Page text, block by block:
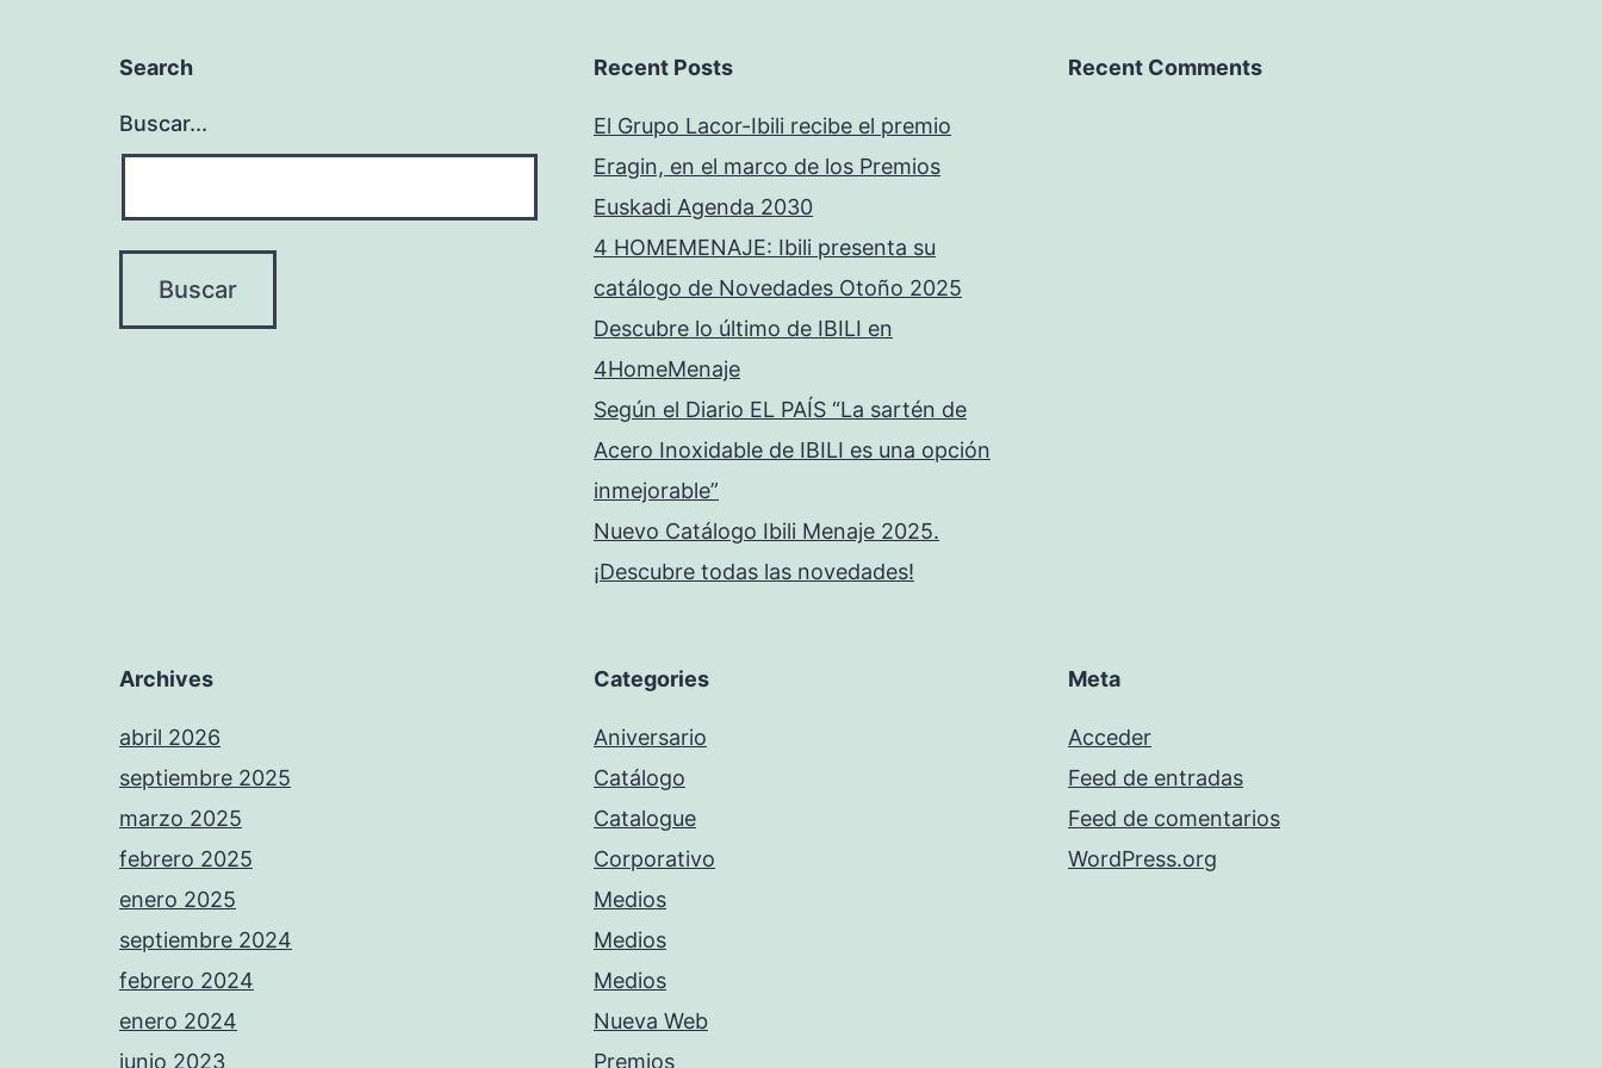
Search
Buscar...
Recent Posts
El Grupo Lacor-Ibili recibe el premio
Eragin, en el marco de los Premios
Euskadi Agenda 2030
4 HOMEMENAJE: Ibili presenta su
catálogo de Novedades Otoño 2025
Descubre lo último de IBILI en
4HomeMenaje
Según el Diario EL PAÍS “La sartén de
Acero Inoxidable de IBILI es una opción
inmejorable”
Nuevo Catálogo Ibili Menaje 2025.
¡Descubre todas las novedades!
Recent Comments
Archives
abril 2026
septiembre 2025
marzo 2025
febrero 2025
enero 2025
septiembre 2024
febrero 2024
enero 2024
junio 2023
Categories
Aniversario
Catálogo
Catalogue
Corporativo
Medios
Medios
Medios
Nueva Web
Premios
Meta
Acceder
Feed de entradas
Feed de comentarios
WordPress.org